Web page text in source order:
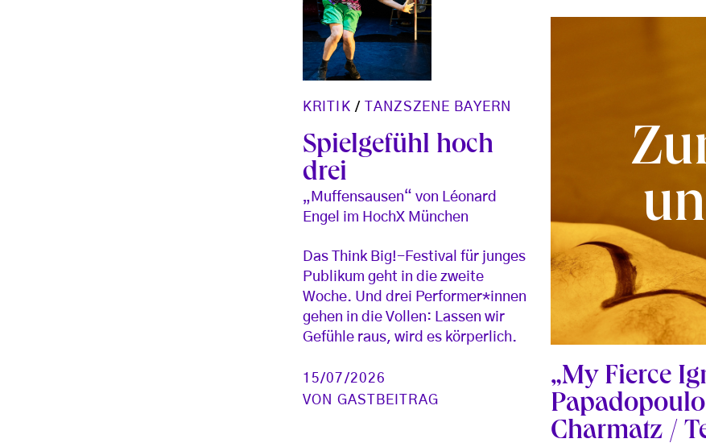
KRITIK / TANZSZENE BAYERN
Spielgefühl hoch
drei
„Muffensausen“ von Léonard
Engel im HochX München
Das Think Big!-Festival für junges
Publikum geht in die zweite
Woche. Und drei Performer*innen
gehen in die Vollen: Lassen wir
Gefühle raus, wird es körperlich.
15/07/2026
VON GASTBEITRAG
„My Fierce
Charmatz /